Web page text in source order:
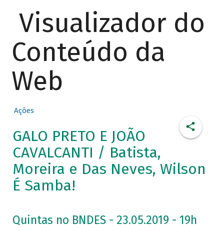
Visualizador do
Conteúdo da
Web
Ações
GALO PRETO E JOÃO
CAVALCANTI / Batista,
Moreira e Das Neves, Wilson
É Samba!
Quintas no BNDES - 23.05.2019 - 19h